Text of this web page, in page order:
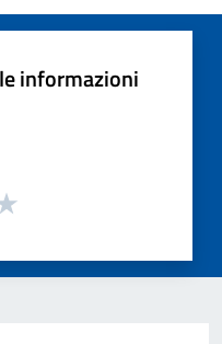
informazioni